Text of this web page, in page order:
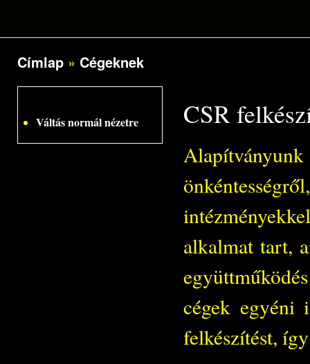
Jelenlegi hely
Címlap » Cégeknek
Váltás normál nézetre CSR
alkalmat tart,
cégek egyéni
felkészítést,